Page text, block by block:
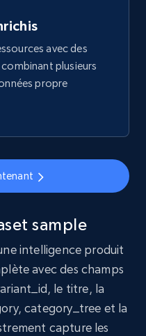
Buy Now
description,
price, Discount,
avec des
plusieurs
propre
sample
intelligence produit
avec des champs
le titre, la
category_tree et la
capture les